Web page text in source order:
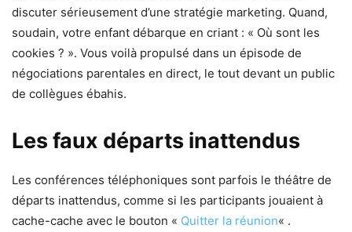
discuter sérieusement d’une stratégie marketing. Quand,
soudain, votre enfant débarque en criant : « Où sont les
cookies ? ». Vous voilà propulsé dans un épisode de
négociations parentales en direct, le tout devant un public
de collègues ébahis.
Les faux départs inattendus
Les conférences téléphoniques sont parfois le théâtre de
départs inattendus, comme si les participants jouaient à
cache-cache avec le bouton « Quitter la réunion« .